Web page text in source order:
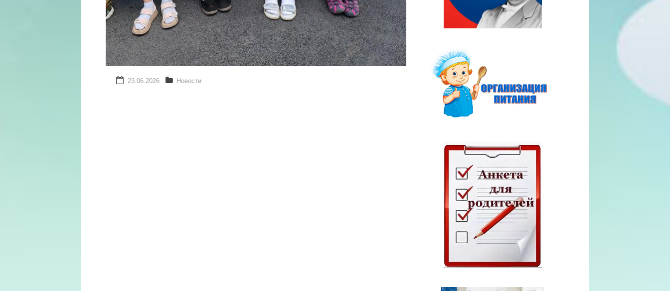
23.06.2026 Новости